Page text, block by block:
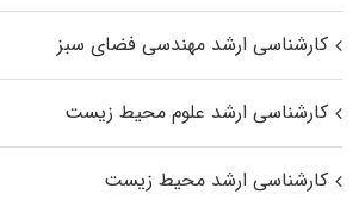
کارشناسی ارشد مهندسی فضای سبز
کارشناسی ارشد علوم محیط‌ زیست
کارشناسی ارشد محیط زیست